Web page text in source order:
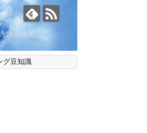
法の比較な
グ豆知識